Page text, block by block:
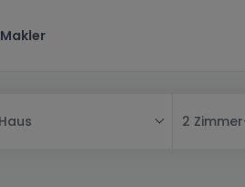
Makler
Haus 2 Zimmer